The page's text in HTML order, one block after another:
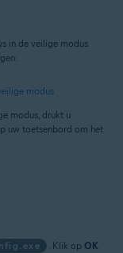
in de veilige modus
modus
modus, drukt u
uw toetsenbord om het
. Klik op OK